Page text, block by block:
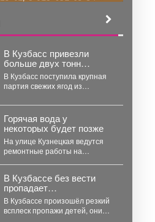
В Кузбасс привезли
больше двух тонн
сладкого лакомства
В Кузбасс поступила крупная
партия свежих ягод из
Так,...
Горячая вода у
некоторых будет позже
На улице Кузнецкая ведутся
ремонтные работы на
водоснабжения.
В Кузбассе без вести
пропадает
катастрофически много
детей – что происходит
В Кузбассе произошёл резкий
всплеск пропажи детей, они